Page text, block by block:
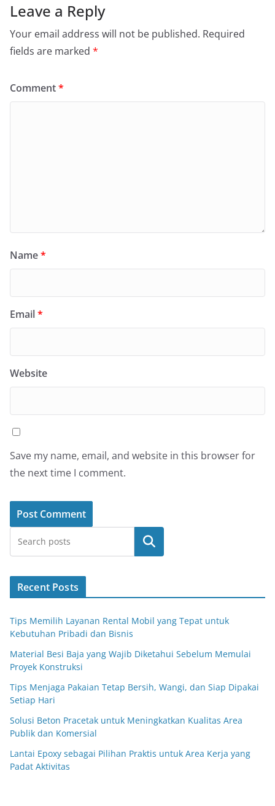
Leave a Reply
Your email address will not be published. Required
fields are marked *
Comment*
Name*
Email*
Website
Save my name, email, and website in this browser for
the next time I comment.
Search
Recent Posts
Tips Memilih Layanan Rental Mobil yang Tepat untuk
Kebutuhan Pribadi dan Bisnis
Material Besi Baja yang Wajib Diketahui Sebelum Memulai
Proyek Konstruksi
Tips Menjaga Pakaian Tetap Bersih, Wangi, dan Siap Dipakai
Setiap Hari
Solusi Beton Pracetak untuk Meningkatkan Kualitas Area
Publik dan Komersial
Lantai Epoxy sebagai Pilihan Praktis untuk Area Kerja yang
Padat Aktivitas